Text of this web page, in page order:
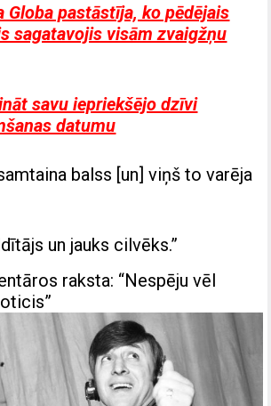
Globa pastāstīja, ko pēdējais
sagatavojis visām zvaigžņu
savu iepriekšējo dzīvi
datumu
balss [un] viņš to varēja
un jauks cilvēks.”
raksta: “Nespēju vēl